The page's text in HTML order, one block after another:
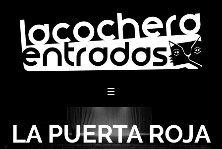
LA PUERTA ROJA